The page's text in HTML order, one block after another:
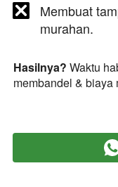
Membuat
murahan.
Hasilnya? Waktu
membandel & biaya
`